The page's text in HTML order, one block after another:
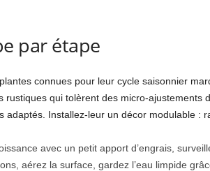
par étape
connues pour leur cycle saisonnier
rustiques qui tolèrent des micro-
adaptés. Installez-leur un décor modulable :
avec un petit apport d’engrais,
aérez la surface, gardez l’eau limpide